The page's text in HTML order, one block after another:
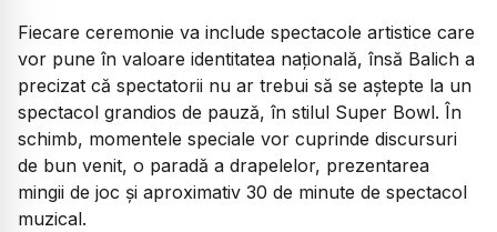
Fiecare ceremonie va include spectacole artistice care
vor pune în valoare identitatea națională, însă Balich a
precizat că spectatorii nu ar trebui să se aștepte la un
spectacol grandios de pauză, în stilul Super Bowl. În
schimb, momentele speciale vor cuprinde discursuri
de bun venit, o paradă a drapelelor, prezentarea
mingii de joc și aproximativ 30 de minute de spectacol
muzical.